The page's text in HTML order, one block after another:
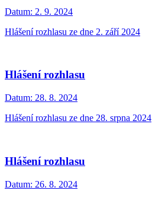
Datum: 2. 9. 2024
Hlášení rozhlasu ze dne 2. září 2024
Hlášení rozhlasu
Datum: 28. 8. 2024
Hlášení rozhlasu ze dne 28. srpna 2024
Hlášení rozhlasu
Datum: 26. 8. 2024